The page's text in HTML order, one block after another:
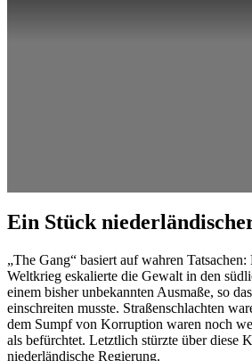
Ein Stück
„The Gang“ basiert auf wahren
Weltkrieg eskalierte die Gewalt in den
einem bisher unbekannten Ausmaße, so
einschreiten musste. Straßenschlachten
dem Sumpf von Korruption waren noch
als befürchtet. Letztlich stürzte über diese
niederländische Regierung.